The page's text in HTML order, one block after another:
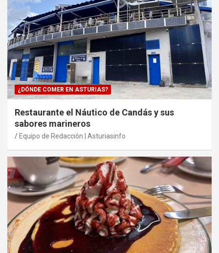
¿DÓNDE COMER EN ASTURIAS?
Restaurante el Náutico de Candás y sus
sabores marineros
Equipo de Redacción | Asturiasinfo